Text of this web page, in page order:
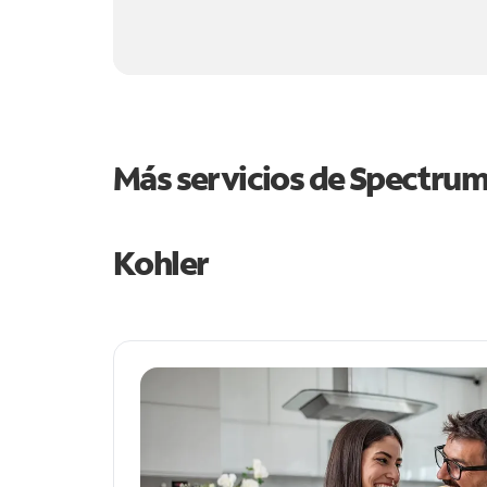
Más servicios de
Kohler